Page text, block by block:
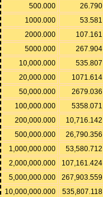
500.000
26.790
1000.000
53.581
2000.000
107.161
5000.000
267.904
10,000.000
535.807
20,000.000
1071.614
50,000.000
2679.036
100,000.000
5358.071
200,000.000
10,716.142
500,000.000
26,790.356
1,000,000.000
53,580.712
2,000,000.000
107,161.424
5,000,000.000
267,903.559
10,000,000.000
535,807.118